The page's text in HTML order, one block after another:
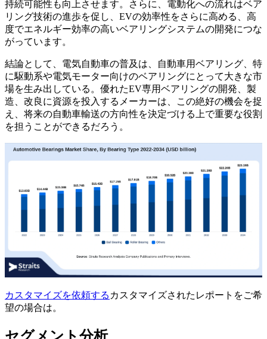
持続可能性も向上させます。さらに、電動化への流れはベア
リング技術の進歩を促し、EVの効率性をさらに高める、高
度でエネルギー効率の高いベアリングシステムの開発につな
がっています。
結論として、電気自動車の普及は、自動車用ベアリング、特
に駆動系や電気モーター向けのベアリングにとって大きな市
場を生み出している。優れたEV専用ベアリングの開発、製
造、改良に資源を投入するメーカーは、この絶好の機会を捉
え、将来の自動車輸送の方向性を決定づける上で重要な役割
を担うことができるだろう。
カスタマイズを依頼する カスタマイズされたレポートをご希
望の場合は。